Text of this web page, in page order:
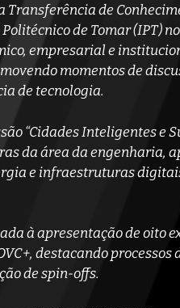
de
de Tomar (IPT)
empresarial e
momentos de
de tecnologia.
“Cidades Inteligentes e
da área da engenharia,
e infraestruturas
à apresentação de oito
destacando
de spin-offs.